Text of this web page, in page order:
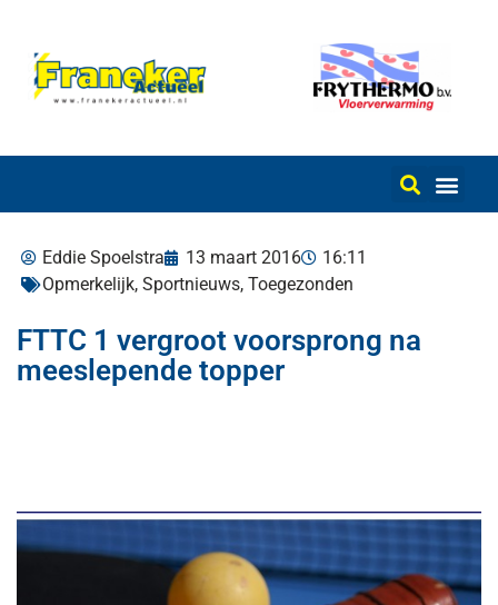
Eddie Spoelstra 13 maart 2016
16:11
Opmerkelijk, Sportnieuws, Toegezonden
FTTC 1 vergroot voorsprong na
meeslepende topper